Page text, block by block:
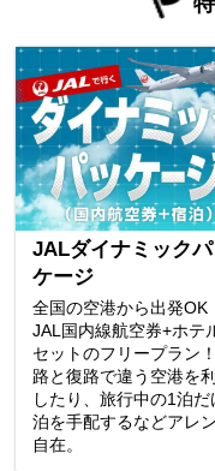
JALダイナミックパ
ケージ
全国の空港から出発OK
JAL国内線航空券+ホテ
セットのフリープラン
路と復路で違う空港を
したり、旅行中の1泊だ
泊を手配するなどアレ
自在。